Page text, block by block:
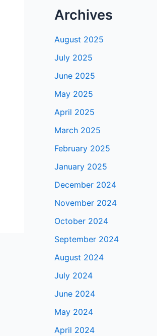
Archives
August 2025
July 2025
June 2025
May 2025
April 2025
March 2025
February 2025
January 2025
December 2024
November 2024
October 2024
September 2024
August 2024
July 2024
June 2024
May 2024
April 2024